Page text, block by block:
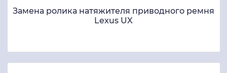
Замена ролика натяжителя приводного ремня
Lexus UX